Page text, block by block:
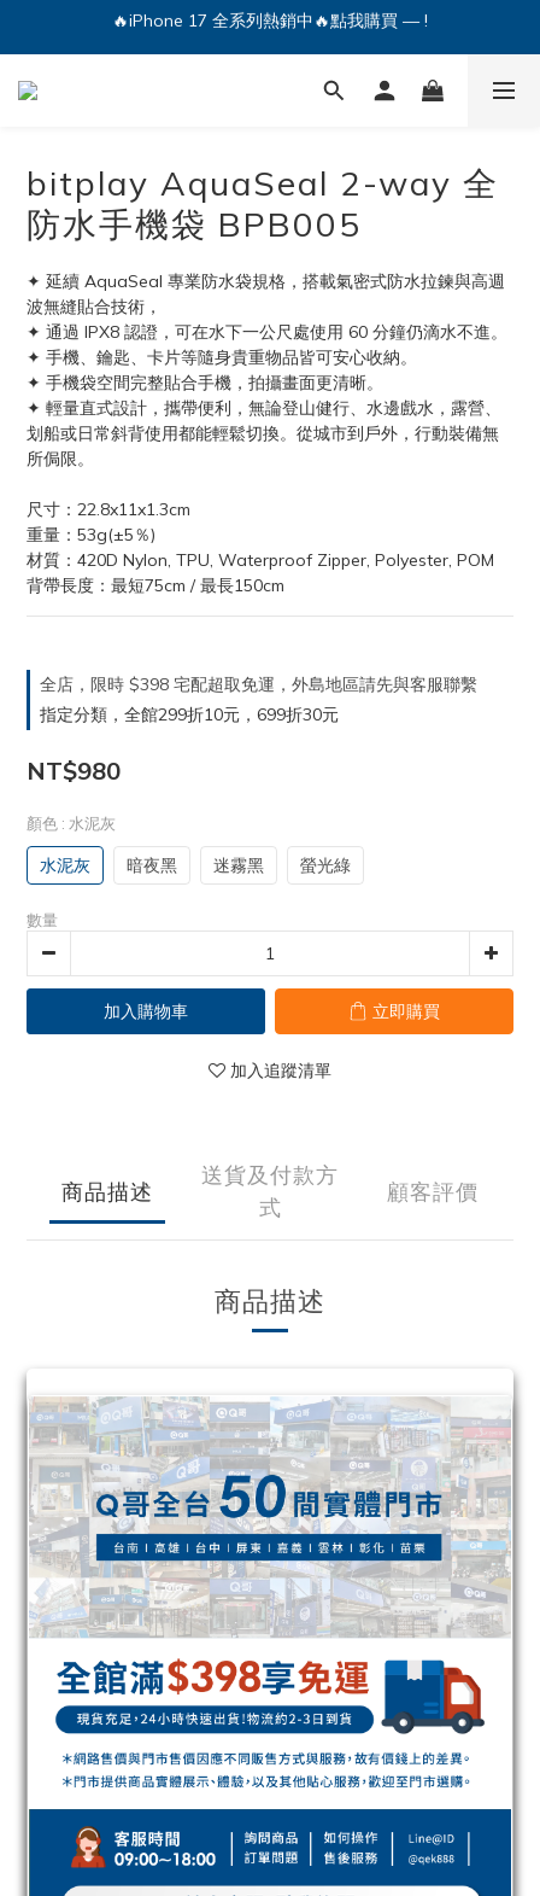
🔥iPhone 17 全系列熱銷中🔥點我購買 — !
💕加入Q哥 Line 新好友領優惠券！🎫
🔥iPhone 17 全系列熱銷中🔥點我購買 — !
bitplay AquaSeal 2-way 全
防水手機袋 BPB005
✦ 延續 AquaSeal 專業防水袋規格，搭載氣密式防水拉鍊與高週
波無縫貼合技術，
✦ 通過 IPX8 認證，可在水下一公尺處使用 60 分鐘仍滴水不進。
✦ 手機、鑰匙、卡片等隨身貴重物品皆可安心收納。
✦ 手機袋空間完整貼合手機，拍攝畫面更清晰。
✦ 輕量直式設計，攜帶便利，無論登山健行、水邊戲水，露營、
划船或日常斜背使用都能輕鬆切換。從城市到戶外，行動裝備無
所侷限。
尺寸：22.8x11x1.3cm
重量：53g(±5％)
材質：420D Nylon, TPU, Waterproof Zipper, Polyester, POM
背帶長度：最短75cm / 最長150cm
全店，限時 $398 宅配超取免運，外島地區請先與客服聯繫
指定分類，全館299折10元，699折30元
NT$980
顏色 : 水泥灰
水泥灰 暗夜黑 迷霧黑 螢光綠
數量
加入購物車 立即購買
加入追蹤清單
商品描述
送貨及付款方
式
顧客評價
商品描述